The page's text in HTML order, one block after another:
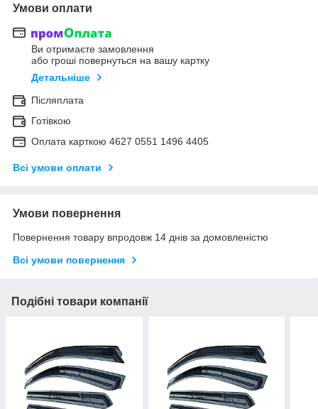
Умови оплати
Ви отримаєте замовлення
або гроші повернуться на вашу картку
Детальніше
Післяплата
Готівкою
Оплата карткою 4627 0551 1496 4405
Всі умови оплати
Умови повернення
Повернення товару впродовж 14 днів за домовленістю
Всі умови повернення
Подібні товари компанії